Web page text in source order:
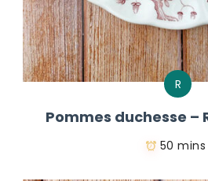
R
Pommes duchesse –
50 mins